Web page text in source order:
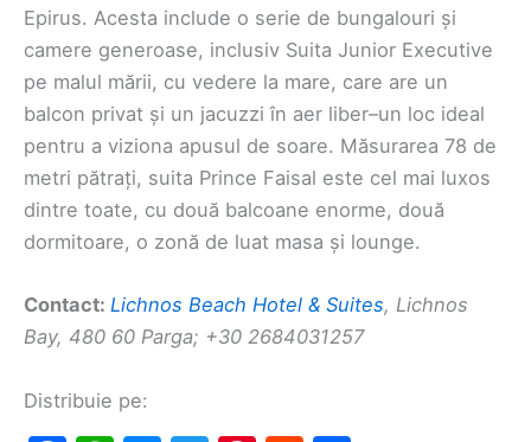
Epirus. Acesta include o serie de bungalouri și
camere generoase, inclusiv Suita Junior Executive
pe malul mării, cu vedere la mare, care are un
balcon privat și un jacuzzi în aer liber–un loc ideal
pentru a viziona apusul de soare. Măsurarea 78 de
metri pătrați, suita Prince Faisal este cel mai luxos
dintre toate, cu două balcoane enorme, două
dormitoare, o zonă de luat masa și lounge.
Contact: Lichnos Beach Hotel & Suites, Lichnos
Bay, 480 60 Parga; +30 2684031257
Distribuie pe: